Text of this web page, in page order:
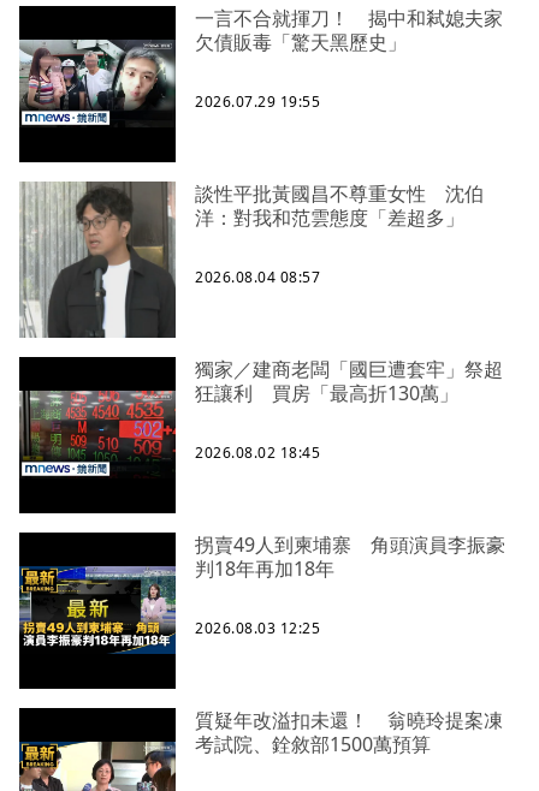
一言不合就揮刀！ 揭中和弒媳夫家
欠債販毒「驚天黑歷史」
2026.07.29 19:55
談性平批黃國昌不尊重女性 沈伯
洋：對我和范雲態度「差超多」
2026.08.04 08:57
獨家／建商老闆「國巨遭套牢」祭超
狂讓利 買房「最高折130萬」
2026.08.02 18:45
拐賣49人到柬埔寨 角頭演員李振豪
判18年再加18年
2026.08.03 12:25
質疑年改溢扣未還！ 翁曉玲提案凍
考試院、銓敘部1500萬預算